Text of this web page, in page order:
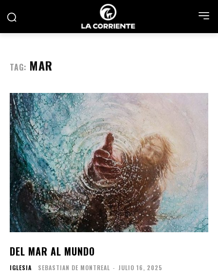
TAG: MAR
DEL MAR AL MUNDO
IGLESIA SEBASTIAN DE MONTREAL - JULIO 16, 2025